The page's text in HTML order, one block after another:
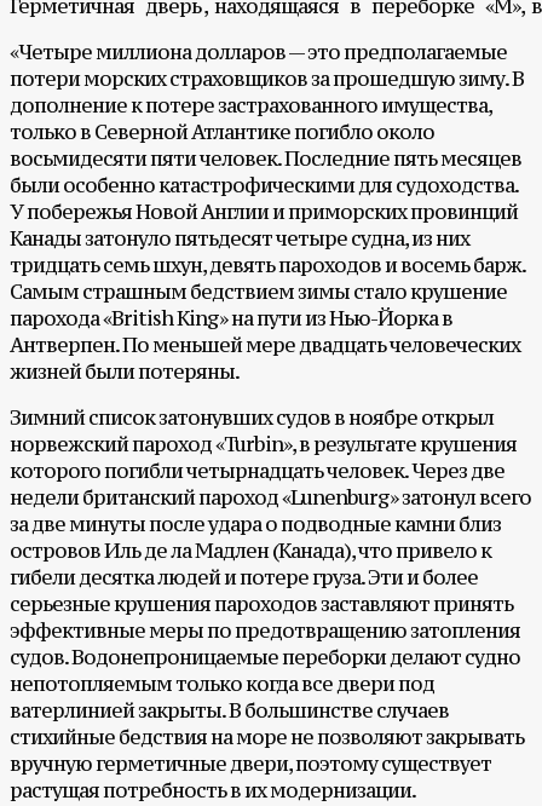
Герметичная дверь , находящаяся в переборке
«Четыре миллиона долларов — это предполагаемые
потери морских страховщиков за прошедшую зиму. В
дополнение к потере застрахованного имущества,
только в Северной Атлантике погибло около
восьмидесяти пяти человек. Последние пять месяцев
были особенно катастрофическими для судоходства.
У побережья Новой Англии и приморских провинций
Канады затонуло пятьдесят четыре судна, из них
тридцать семь шхун, девять пароходов и восемь барж.
Самым страшным бедствием зимы стало крушение
парохода «British King» на пути из Нью-Йорка в
Антверпен. По меньшей мере двадцать человеческих
жизней были потеряны.
Зимний список затонувших судов в ноябре открыл
норвежский пароход «Turbin», в результате крушения
которого погибли четырнадцать человек. Через две
недели британский пароход «Lunenburg» затонул всего
за две минуты после удара о подводные камни близ
островов Иль де ла Мадлен (Канада), что привело к
гибели десятка людей и потере груза. Эти и более
серьезные крушения пароходов заставляют принять
эффективные меры по предотвращению затопления
судов. Водонепроницаемые переборки делают судно
непотопляемым только когда все двери под
ватерлинией закрыты. В большинстве случаев
стихийные бедствия на море не позволяют закрывать
вручную герметичные двери, поэтому существует
растущая потребность в их модернизации.